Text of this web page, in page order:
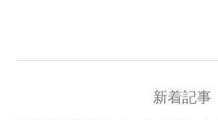
新着記事